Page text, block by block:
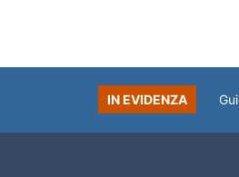
IN EVIDENZA